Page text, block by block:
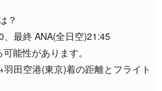
？
最終 ANA(全日空)21:45
能性があります。
田空港(東京)着の距離とフライト